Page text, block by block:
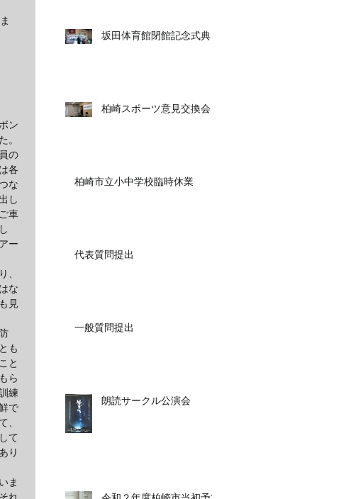
ン
。
の
各
な
し
車
ー
な
見
も
と
ら
練
で
て
り
ま
坂田体育館閉館記念式典
柏崎スポーツ意見交換会
柏崎市立小中学校臨時休業
代表質問提出
一般質問提出
朗読サークル公演会